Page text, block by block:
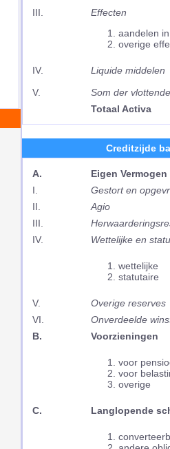
III.
Effecten
aandelen
overige
IV.
V.
Liquide middelen
Som der
Totaal Activa
Creditzijde
A.
Eigen Vermogen
I.
Gestort en
II.
Agio
III.
IV.
Wettelijke en
wettelijke
statutaire
V.
Overige reserves
VI.
Onverdeelde
B.
Voorzieningen
voor
voor
overige
C. Langlopende